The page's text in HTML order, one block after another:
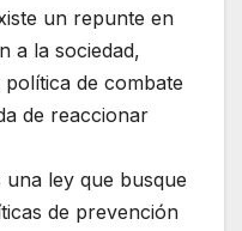
un repunte en
a la sociedad,
de combate
de reaccionar
una ley que busque
de prevención